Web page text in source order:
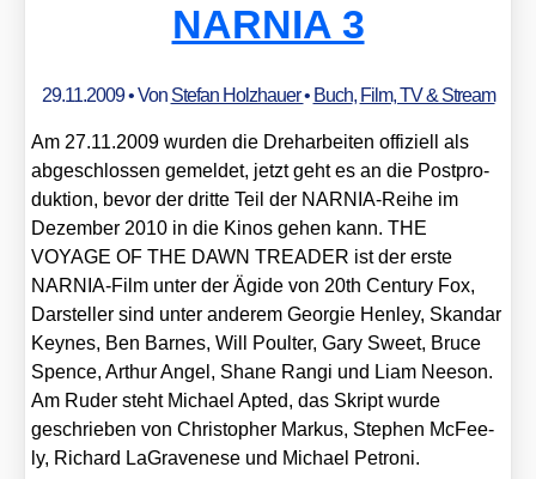
NARNIA 3
29.11.2009• Von Stefan Holzhauer• Buch, Film, TV & Stream
Am 27.11.2009 wur­den die Dreh­ar­bei­ten offi­zi­ell als
abge­schlos­sen gemel­det, jetzt geht es an die Post­pro­
duk­ti­on, bevor der drit­te Teil der NAR­NIA-Rei­he im
Dezem­ber 2010 in die Kinos gehen kann. THE
VOYAGE OF THE DAWN TREADER ist der ers­te
NAR­NIA-Film unter der Ägi­de von 20th Cen­tu­ry Fox,
Dar­stel­ler sind unter ande­rem Geor­gie Hen­ley, Skan­dar
Keynes, Ben Bar­nes, Will Poul­ter, Gary Sweet, Bruce
Spence, Arthur Angel, Shane Ran­gi und Liam Nee­son.
Am Ruder steht Micha­el Apt­ed, das Skript wur­de
geschrie­ben von Chris­to­pher Mar­kus, Ste­phen McFee­
ly, Richard LaGra­ve­ne­se und Micha­el Petro­ni.